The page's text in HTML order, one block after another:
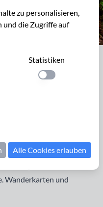
Südeifel
führt auch die
romantische
,Burg
.Wanderkarten und
zu personalisieren,
und die Zugriffe auf
Statistiken
Einstellung
Alle Cookies erlauben